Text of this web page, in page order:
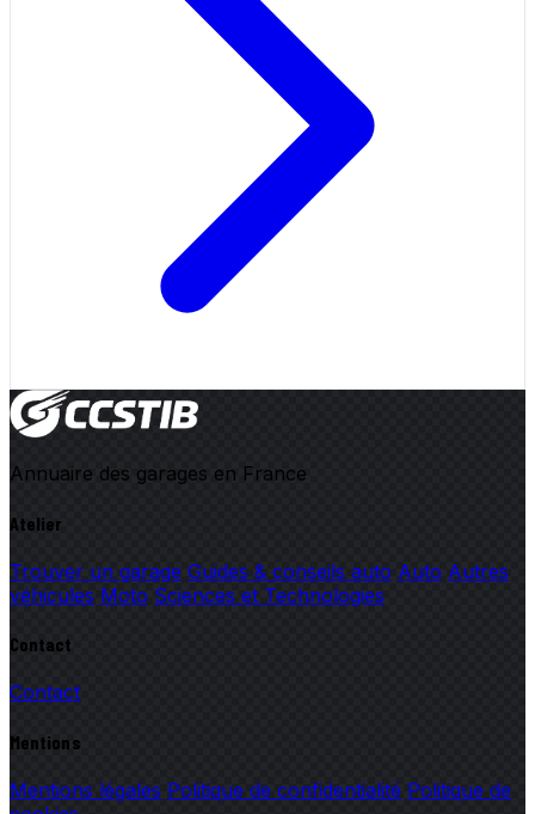
Annuaire des garages en France
Atelier
Trouver un garage Guides & conseils auto Auto Autres
véhicules Moto Sciences et Technologies
Contact
Contact
Mentions
Mentions légales Politique de confidentialité Politique de